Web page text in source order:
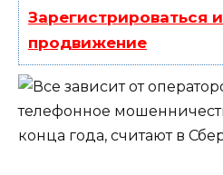
Зарегистрироваться
продвижение